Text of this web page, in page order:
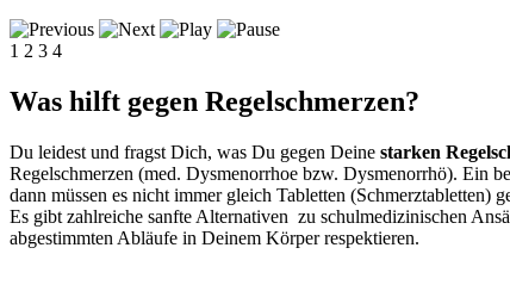
1 2 3 4
Was hilft gegen Regelschmerzen?
Du leidest und fragst Dich, was Du gegen Deine starken
Regelschmerzen (med. Dysmenorrhoe bzw. Dysmenorrhö). Ein
dann müssen es nicht immer gleich Tabletten (Schmerztabletten)
Es gibt zahlreiche sanfte Alternativen zu schulmedizinischen
abgestimmten Abläufe in Deinem Körper respektieren.